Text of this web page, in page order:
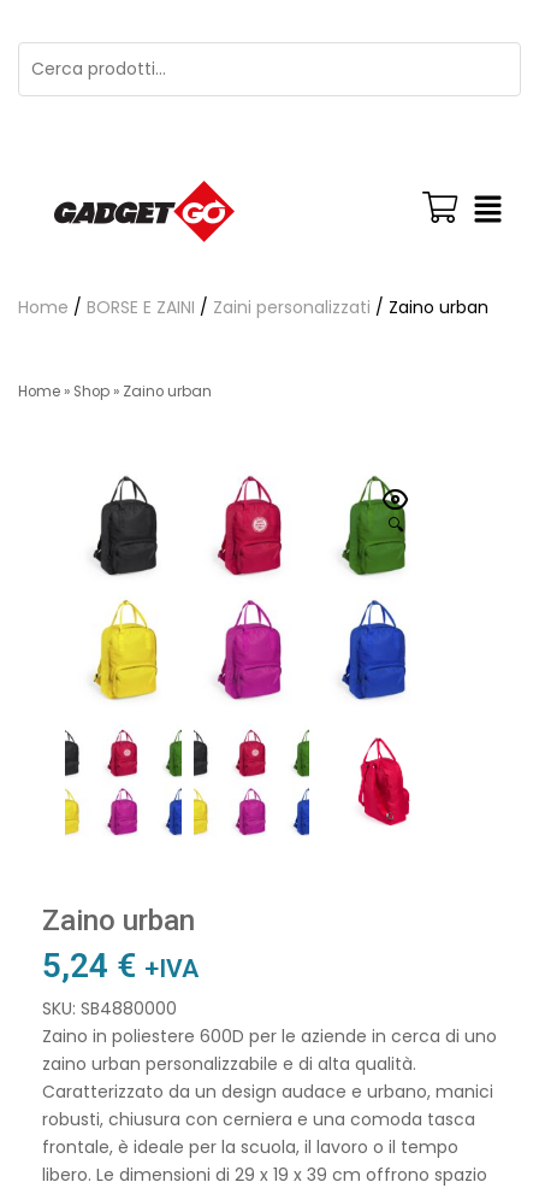
Home / BORSE E ZAINI / Zaini personalizzati / Zaino urban
Home » Shop » Zaino urban
🔍
Zaino urban
5,24 € +IVA
SKU: SB4880000
Zaino in poliestere 600D per le aziende in cerca di uno
zaino urban personalizzabile e di alta qualità.
Caratterizzato da un design audace e urbano, manici
robusti, chiusura con cerniera e una comoda tasca
frontale, è ideale per la scuola, il lavoro o il tempo
libero. Le dimensioni di 29 x 19 x 39 cm offrono spazio